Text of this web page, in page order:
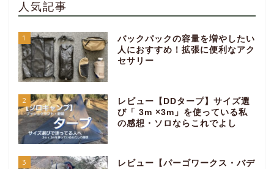
人気記事
1
バックパックの容量を増やしたい
人におすすめ！拡張に便利なアク
セサリー
2
レビュー【DDタープ】サイズ選
び「 3m ×3m」を使っている私
の感想・ソロならこれでよし
3
レビュー【パーゴワークス・バデ